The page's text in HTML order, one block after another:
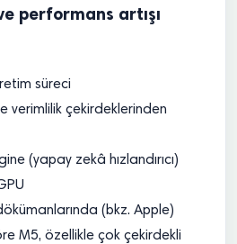
performans artışı
süreci
verimlilik çekirdeklerinden
(yapay zekâ hızlandırıcı)
(bkz. Apple)
M5, özellikle çok çekirdekli